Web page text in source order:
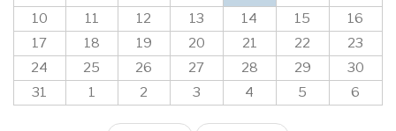
10
11 12 13 14 15
16
17
18 19 20 21 22
23
24
25 26 27 28 29
30
31
1 2 3 4 5 6